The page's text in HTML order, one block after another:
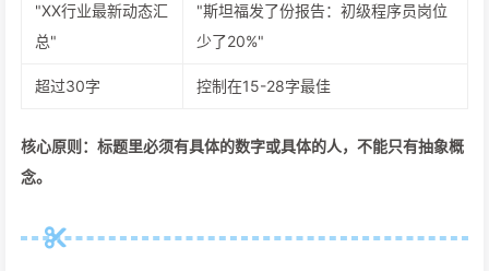
"XX行业最新动态汇
总"
"斯坦福发了份报告：初级程序员岗位
少了20%"
超过30字 控制在15-28字最佳
核心原则：标题里必须有具体的数字或具体的人，不能只有抽象概
念。